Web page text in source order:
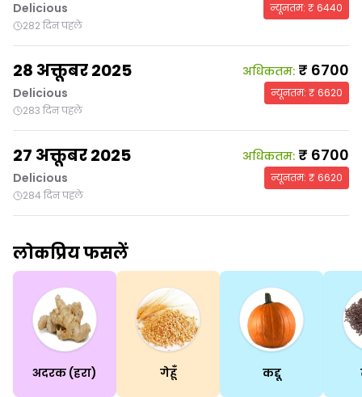
Delicious
282 दिन पहले
न्यूनतम: ₹6440
28 अक्तूबर 2025
Delicious
283 दिन पहले
अधिकतम: ₹ 6700
न्यूनतम: ₹6620
27 अक्तूबर 2025
Delicious
284 दिन पहले
अधिकतम: ₹ 6700
न्यूनतम: ₹6620
लोकप्रिय फसलें
अदरक (हरा) गेहूँ कद्दू